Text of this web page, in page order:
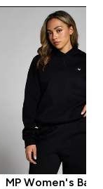
MP Women's